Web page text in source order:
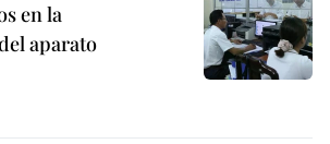
en la
aparato